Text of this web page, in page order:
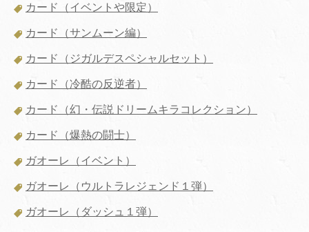
カード（イベントや限定）
カード（サンムーン編）
カード（ジガルデスペシャルセット）
カード（冷酷の反逆者）
カード（幻・伝説ドリームキラコレクション）
カード（爆熱の闘士）
ガオーレ（イベント）
ガオーレ（ウルトラレジェンド１弾）
ガオーレ（ダッシュ１弾）